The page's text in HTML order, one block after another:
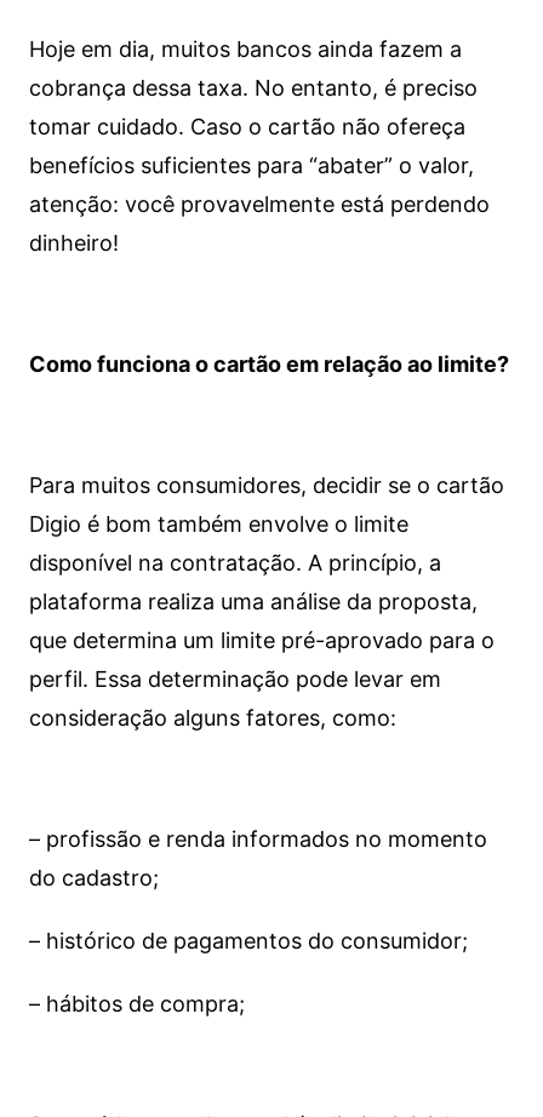
Hoje em dia, muitos bancos ainda fazem a
cobrança dessa taxa. No entanto, é preciso
tomar cuidado. Caso o cartão não ofereça
benefícios suficientes para “abater” o valor,
atenção: você provavelmente está perdendo
dinheiro!
Como funciona o cartão em relação ao limite?
Para muitos consumidores, decidir se o cartão
Digio é bom também envolve o limite
disponível na contratação. A princípio, a
plataforma realiza uma análise da proposta,
que determina um limite pré-aprovado para o
perfil. Essa determinação pode levar em
consideração alguns fatores, como:
– profissão e renda informados no momento
do cadastro;
– histórico de pagamentos do consumidor;
– hábitos de compra;